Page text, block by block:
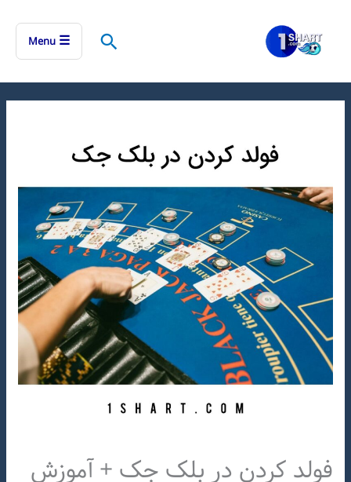
جستجو☰
Menu
فولد کردن در بلک جک + آموزش